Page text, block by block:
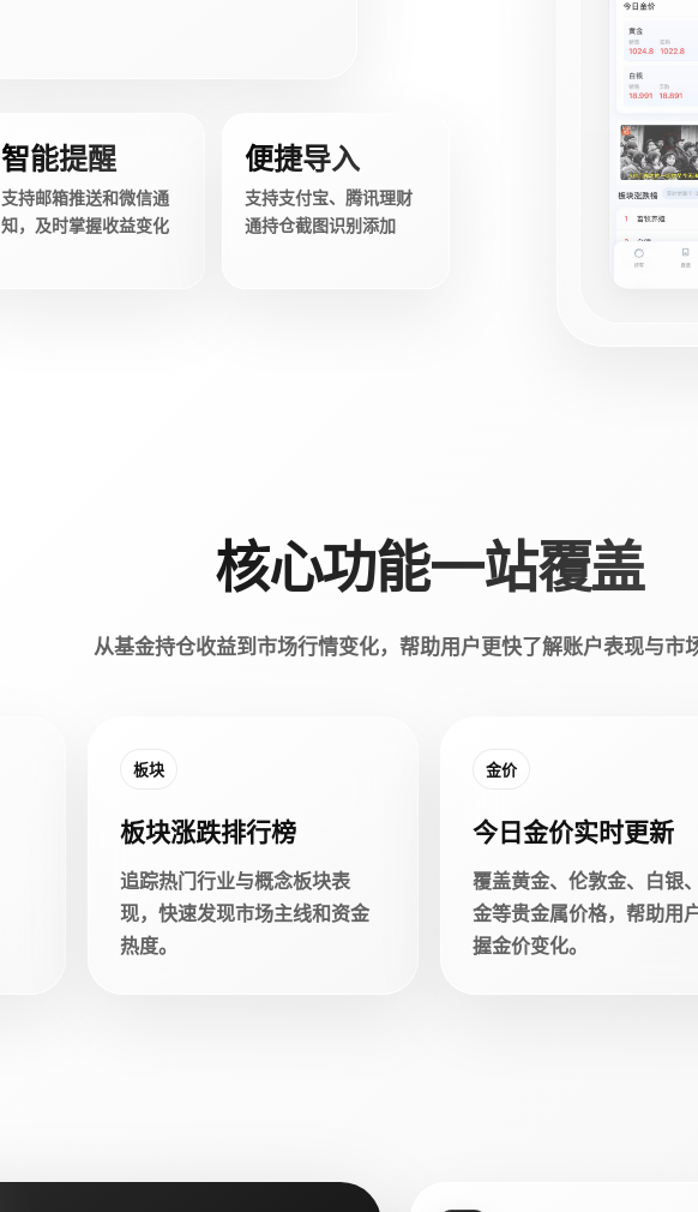
智能提醒
支持邮箱推送和微信通
知，及时掌握收益变化
便捷导入
支持支付宝、腾讯理财
通持仓截图识别添加
核心功能一站覆盖
从基金持仓收益到市场行情变化，帮助用户更快了解账户表现与市
板块
板块涨跌排行榜
追踪热门行业与概念板块表
现，快速发现市场主线和资金
热度。
金价
今日金价实时更新
覆盖黄金、伦敦金、白银
金等贵金属价格，帮助用
握金价变化。